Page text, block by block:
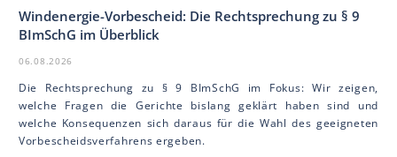
Windenergie-Vorbescheid: Die Rechtsprechung zu § 9
BImSchG im Überblick
06.08.2026
Die Rechtsprechung zu § 9 BImSchG im Fokus: Wir zeigen,
welche Fragen die Gerichte bislang geklärt haben sind und
welche Konsequenzen sich daraus für die Wahl des geeigneten
Vorbescheidsverfahrens ergeben.